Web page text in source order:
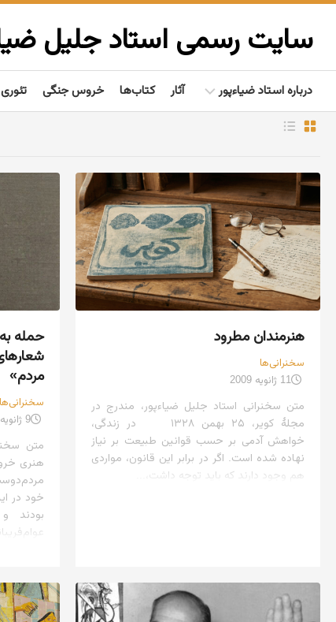
Skip
contentسایت رسمی استاد جلیل
درباره استاد ضیاءپور
گفتاوردها
مردم‌شناسی
تألیفات
فعالیت‌ها
آثار کتاب‌ها خروس جنگی تئوری
هنرمندان مطرود
سخنرانی‌ها
11 ژانویه 2009
متن سخنرانی استاد جلیل ضیاءپور، مندرج در
مجلهٔ کویر، ۲۵ بهمن ۱۳۲۸ در زندگی،
خواهش آدمی بر حسب قوانین طبیعت بر نیاز
نهاده شده است. اگر در برابر این قانون، مواردی
هم وجود دارند که باید توجه داشت،...
حمله
مردم»
سخنرانی‌ها
9 ژانویه 2009
متن
خود در
بودند